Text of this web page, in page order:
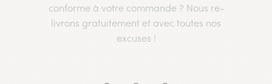
conforme à votre commande ? Nous re-
livrons gratuitement et avec toutes nos
excuses !